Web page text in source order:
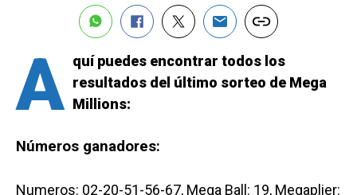
A quí puedes encontrar todos los
resultados del último sorteo de Mega
Millions:
Números ganadores:
Numeros: 02-20-51-56-67, Mega Ball: 19, Megaplier: